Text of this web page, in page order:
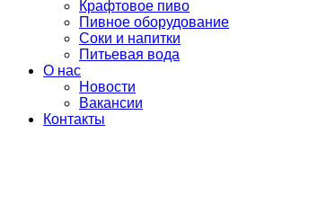
Крафтовое пиво
Пивное оборудование
Соки и напитки
Питьевая вода
О нас
Новости
Вакансии
Контакты